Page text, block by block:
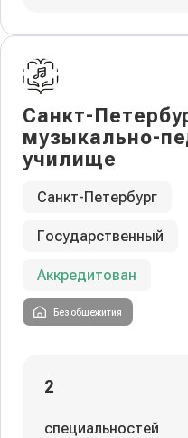
Санкт-
музыкально-
училище
Санкт-Петербург
Государственный
Аккредитован
Без общежития
2
специальностей